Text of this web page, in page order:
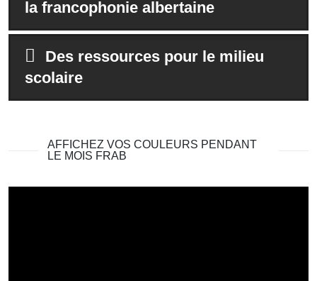
la francophonie albertaine
Des ressources pour le milieu
scolaire
AFFICHEZ VOS COULEURS PENDANT
LE MOIS FRAB